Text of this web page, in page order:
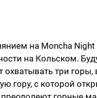
на Moncha
на Кольском.
охватывать три
гору, с которой